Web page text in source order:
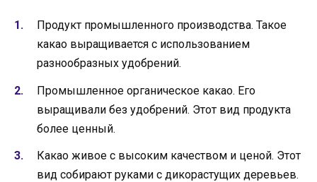
Продукт промышленного производства. Такое
какао выращивается с использованием
разнообразных удобрений.
Промышленное органическое какао. Его
выращивали без удобрений. Этот вид продукта
более ценный.
Какао живое с высоким качеством и ценой. Этот
вид собирают руками с дикорастущих деревьев.